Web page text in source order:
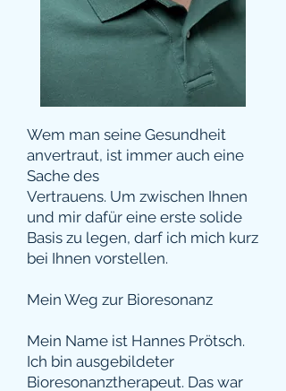
Wem man seine Gesundheit
anvertraut, ist immer auch eine
Sache des
Vertrauens. Um zwischen Ihnen
und mir dafür eine erste solide
Basis zu legen, darf ich mich kurz
bei Ihnen vorstellen.
Mein Weg zur Bioresonanz
Mein Name ist Hannes Prötsch.
Ich bin ausgebildeter
Bioresonanztherapeut. Das war